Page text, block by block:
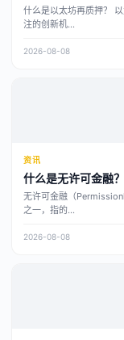
什么是以太坊再质押？
注的创新机...
2026-08-08
资讯
什么是无许可金融
无许可金融（
之一，指的...
2026-08-08